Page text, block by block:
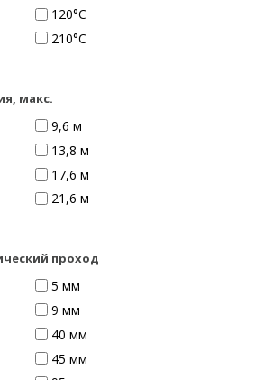
120°С
210°C
макс.
9,6 м
13,8 м
17,6 м
21,6 м
проход
5 мм
9 мм
40 мм
45 мм